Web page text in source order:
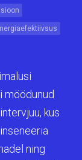
möödunud
kus
ning